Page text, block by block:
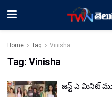
Home Tag Vinisha
Tag: Vinisha
జస్ట్ ఎ మినిట్